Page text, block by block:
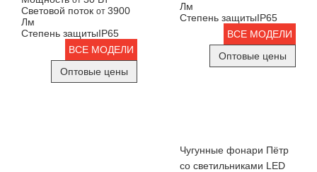
Световой поток от 3900
Лм
Степень защитыIP65
ВСЕ МОДЕЛИ
Оптовые цены
Лм
Степень защитыIP65
ВСЕ МОДЕЛИ
Оптовые цены
Чугунные фонари Пётр
со светильниками LED